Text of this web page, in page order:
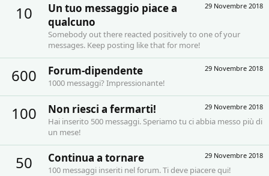
10 29 Novembre 2018
Un tuo messaggio piace a
qualcuno
Somebody out there reacted positively to one of your
messages. Keep posting like that for more!
600 29 Novembre 2018
Forum-dipendente
1000 messaggi? Impressionante!
100 29 Novembre 2018
Non riesci a fermarti!
Hai inserito 500 messaggi. Speriamo tu ci abbia messo più di
un mese!
50 29 Novembre 2018
Continua a tornare
100 messaggi inseriti nel forum. Ti deve piacere qui!